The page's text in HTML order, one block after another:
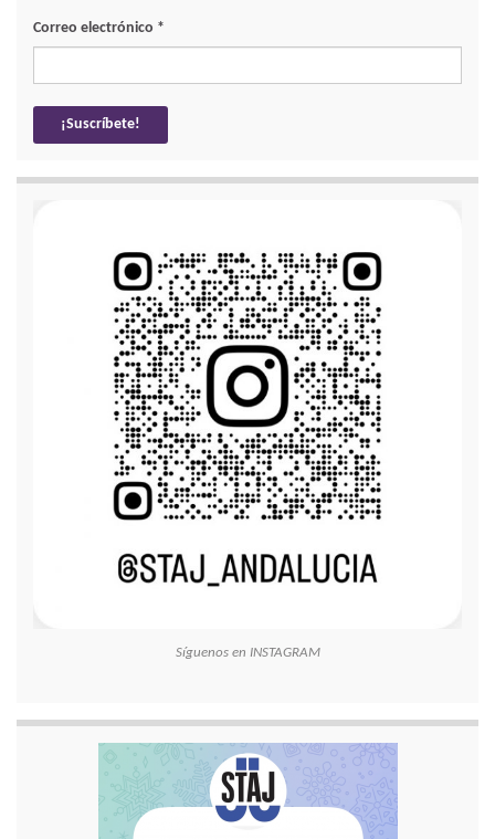
Correo electrónico *
Síguenos en INSTAGRAM